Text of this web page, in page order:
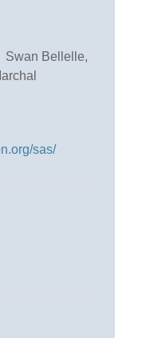
Swan Bellelle,
sas/